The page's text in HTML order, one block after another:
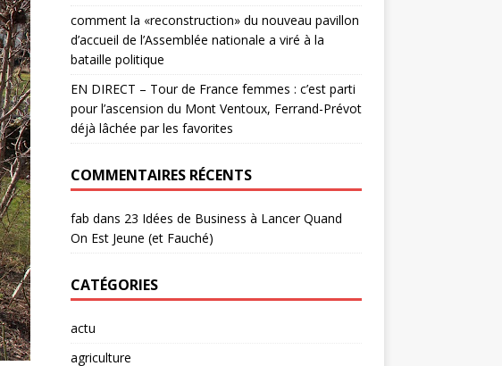
comment la «reconstruction» du nouveau pavillon
d’accueil de l’Assemblée nationale a viré à la
bataille politique
EN DIRECT – Tour de France femmes : c’est parti
pour l’ascension du Mont Ventoux, Ferrand-Prévot
déjà lâchée par les favorites
COMMENTAIRES RÉCENTS
fab dans 23 Idées de Business à Lancer Quand
On Est Jeune (et Fauché)
CATÉGORIES
actu
agriculture